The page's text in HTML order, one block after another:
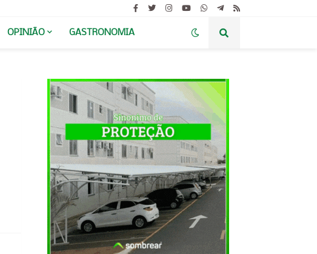
OPINIÃO GASTRONOMIA